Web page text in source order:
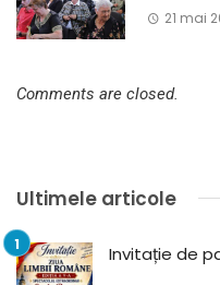
21 mai
Comments are closed.
Ultimele articole
Invitație de